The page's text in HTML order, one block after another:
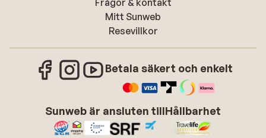
Frågor & kontakt
Mitt Sunweb
Resevillkor
Betala säkert och enkelt
Sunweb är ansluten tillHållbarhet